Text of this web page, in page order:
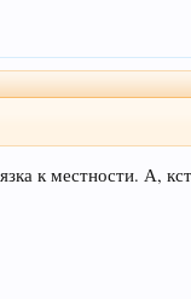
к местности. А,